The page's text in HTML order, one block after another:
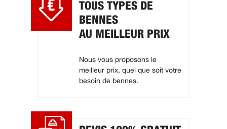
TOUS TYPES DE
BENNES
AU MEILLEUR PRIX
Nous vous proposons le
meilleur prix, quel que soit votre
besoin de bennes.